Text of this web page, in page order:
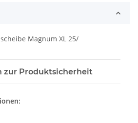
Magnum XL 25/
zur Produktsicherheit